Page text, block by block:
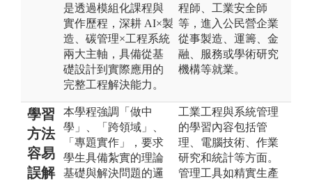
是透過模組化課程與
實作歷程，深耕 AI×製
造、碳管理×工程系統
兩大主軸，具備從基
礎設計到實際應用的
完整工程解決能力。
程師、工業安全師
等，進入公民營企業
從事製造、運籌、金
融、服務或學術研究
機構等就業。
學習
方法
容易
誤解
本學程強調「做中
學」、「跨領域」、
「專題實作」，要求
學生具備紮實的理論
基礎與解決問題的邏
工業工程與系統管理
的學習內容包括管
理、電腦技術、作業
研究和統計等方面。
管理工具如精實生產